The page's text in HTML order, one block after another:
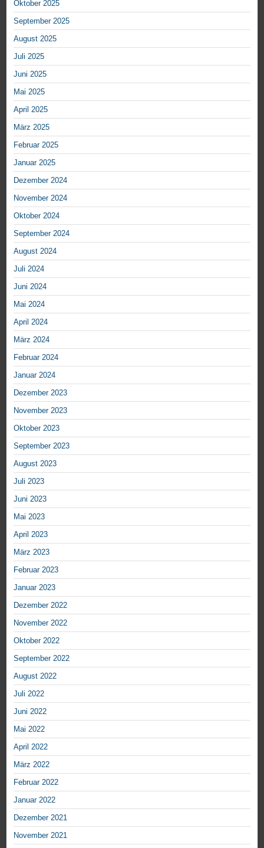
Oktober 2025
September 2025
August 2025
Juli 2025
Juni 2025
Mai 2025
April 2025
März 2025
Februar 2025
Januar 2025
Dezember 2024
November 2024
Oktober 2024
September 2024
August 2024
Juli 2024
Juni 2024
Mai 2024
April 2024
März 2024
Februar 2024
Januar 2024
Dezember 2023
November 2023
Oktober 2023
September 2023
August 2023
Juli 2023
Juni 2023
Mai 2023
April 2023
März 2023
Februar 2023
Januar 2023
Dezember 2022
November 2022
Oktober 2022
September 2022
August 2022
Juli 2022
Juni 2022
Mai 2022
April 2022
März 2022
Februar 2022
Januar 2022
Dezember 2021
November 2021